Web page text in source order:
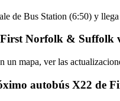
de Bus Station (6:50) y
Norfolk & Suffolk
un mapa, ver las
autobús X22 de